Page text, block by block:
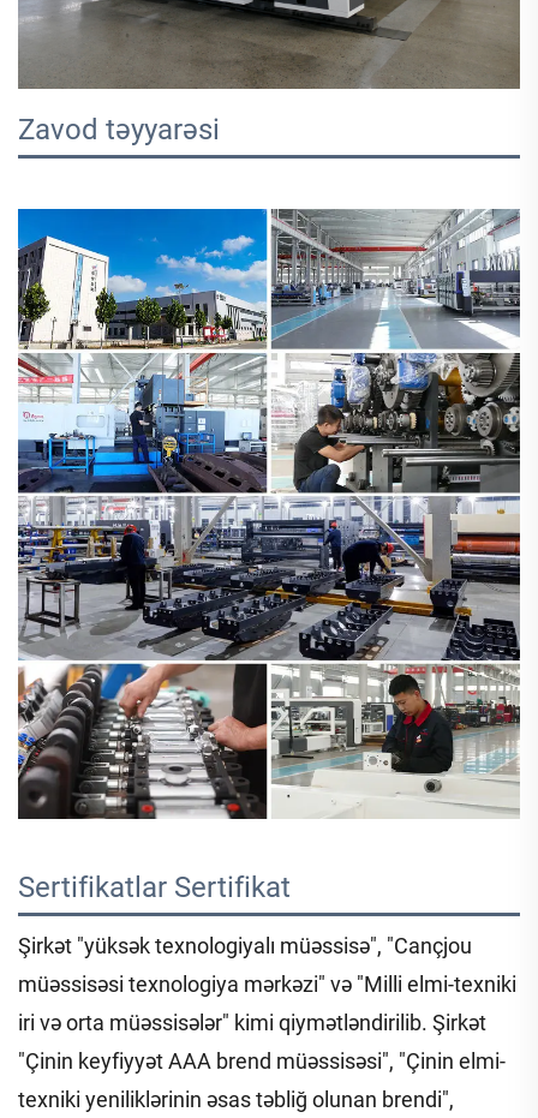
Zavod təyyarəsi
Sertifikatlar Sertifikat
Şirkət "yüksək texnologiyalı müəssisə", "Cançjou
müəssisəsi texnologiya mərkəzi" və "Milli elmi-texniki
iri və orta müəssisələr" kimi qiymətləndirilib. Şirkət
"Çinin keyfiyyət AAA brend müəssisəsi", "Çinin elmi-
texniki yeniliklərinin əsas təbliğ olunan brendi",